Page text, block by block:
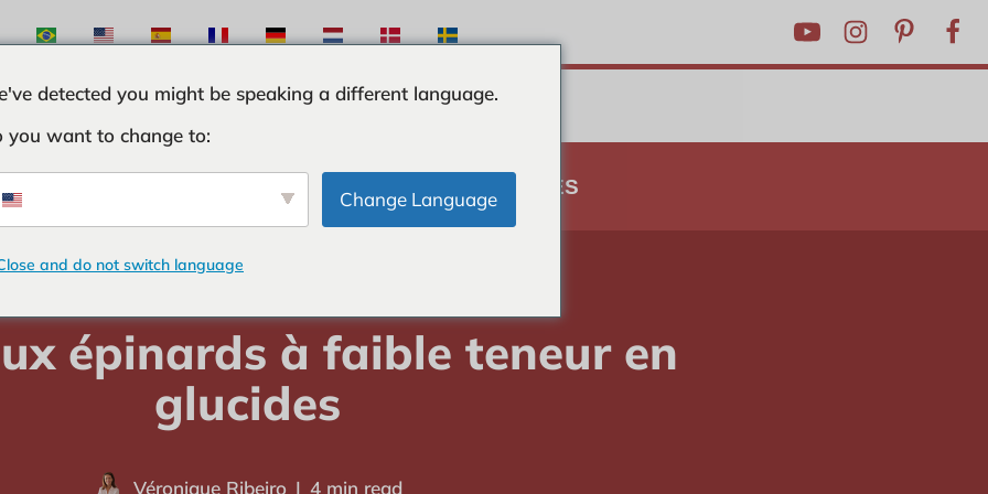
TRUCS ET ASTUCES
domicile-SOUPES-Soupe aux épinards à faible teneur en glucides
épinards à faible teneur en
glucides
Véronique Ribeiro 4 min read
detected you might be speaking a different language.
you want to change to:
Change Language
and do not switch language